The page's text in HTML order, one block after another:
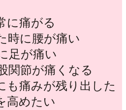
に痛がる
時に腰が痛い
足が痛い
関節が痛くなる
も痛みが残り出した
高めたい